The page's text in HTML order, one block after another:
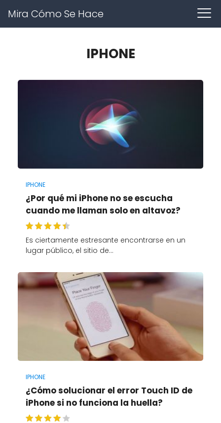
Mira Cómo Se Hace
IPHONE
IPHONE
¿Por qué mi iPhone no se escucha
cuando me llaman solo en altavoz?
Es ciertamente estresante encontrarse en un
lugar público, el sitio de…
IPHONE
¿Cómo solucionar el error Touch ID de
iPhone si no funciona la huella?